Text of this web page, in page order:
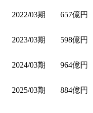
2022/03期 657億円
2023/03期 598億円
2024/03期 964億円
2025/03期 884億円